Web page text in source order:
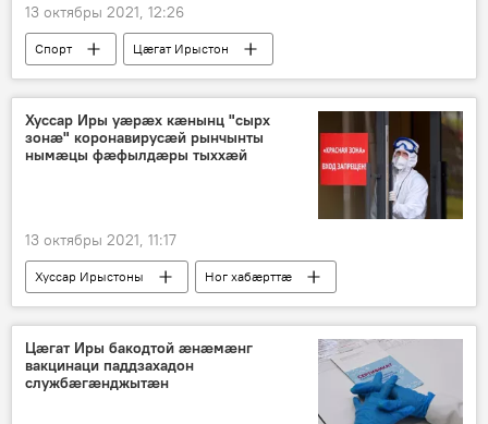
13 октябры 2021, 12:26
Спорт
Цӕгат Ирыстон
Ног хабӕрттӕ
Хуссар Иры уӕрӕх кӕнынц "сырх
зонӕ" коронавирусӕй рынчынты
нымӕцы фӕфылдӕры тыххӕй
13 октябры 2021, 11:17
Хуссар Ирыстоны Ног хабӕрттӕ
Цӕгат Иры бакодтой ӕнӕмӕнг
вакцинаци паддзахадон
службӕгӕнджытӕн